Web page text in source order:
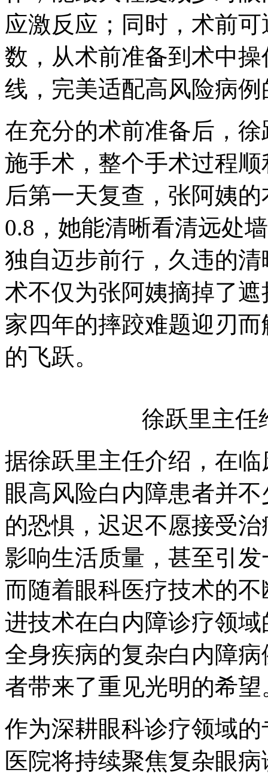
应激反应；同时，术前
数，从术前准备到术中
线，完美适配高风险病
在充分的术前准备后，
施手术，整个手术过程
后第一天复查，张阿姨
0.8，她能清晰看清远处
独自迈步前行，久违的
术不仅为张阿姨摘掉了
家四年的摔跤难题迎刃
的飞跃。
徐跃里主任
据徐跃里主任介绍，在
眼高风险白内障患者并
的恐惧，迟迟不愿接受
影响生活质量，甚至引
而随着眼科医疗技术的
进技术在白内障诊疗领
全身疾病的复杂白内障
者带来了重见光明的希望
作为深耕眼科诊疗领域
医院将持续聚焦复杂眼